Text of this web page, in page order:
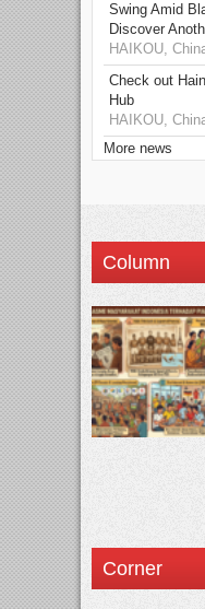
Swing Amid
Discover
HAIKOU,
Check out
Hub
HAIKOU,
More news
Column
Corner